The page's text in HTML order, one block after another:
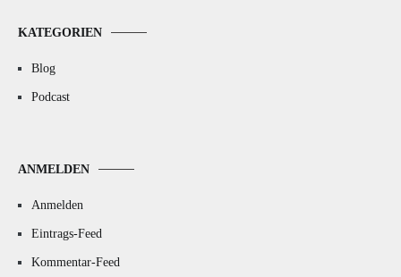
KATEGORIEN
Blog
Podcast
ANMELDEN
Anmelden
Eintrags-Feed
Kommentar-Feed